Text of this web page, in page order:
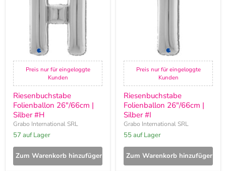
Preis nur für eingeloggte
Kunden
Riesenbuchstabe
Folienballon 26"/66cm |
Silber #H
Grabo International SRL
57 auf Lager
Zum Warenkorb hinzufügen
Preis nur für eingeloggte
Kunden
Riesenbuchstabe
Folienballon 26"/66cm |
Silber #I
Grabo International SRL
55 auf Lager
Zum Warenkorb hinzufügen